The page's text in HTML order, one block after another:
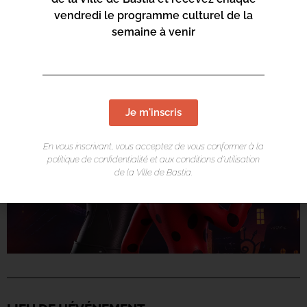
partenariat avec le Cinéma Le Régent.
vendredi le programme culturel de la
semaine à venir
Je m'inscris
En vous inscrivant, vous acceptez de vous conformer à la
politique de confidentialité et aux conditions d’utilisation
de la Ville de Bastia.